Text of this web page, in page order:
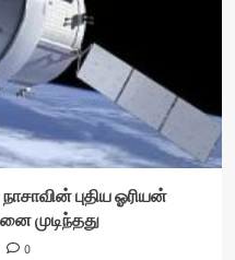
புதிய ஓரியன்
முடிந்தது
0